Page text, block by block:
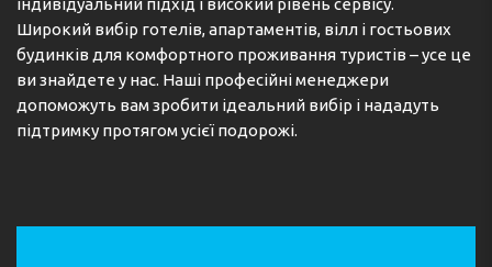
індивідуальний підхід і високий рівень сервісу.
Широкий вибір готелів, апартаментів, вілл і гостьових
будинків для комфортного проживання туристів – усе це
ви знайдете у нас. Наші професійні менеджери
допоможуть вам зробити ідеальний вибір і нададуть
підтримку протягом усієї подорожі.